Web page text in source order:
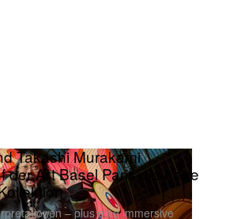
Takashi Murakami
der Art Basel Paris die neue
– plus eine immersive